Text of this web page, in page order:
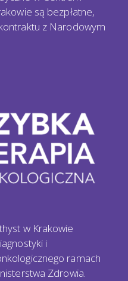
są bezpłatne,
z Narodowym
w Krakowie
i
ramach
Zdrowia.